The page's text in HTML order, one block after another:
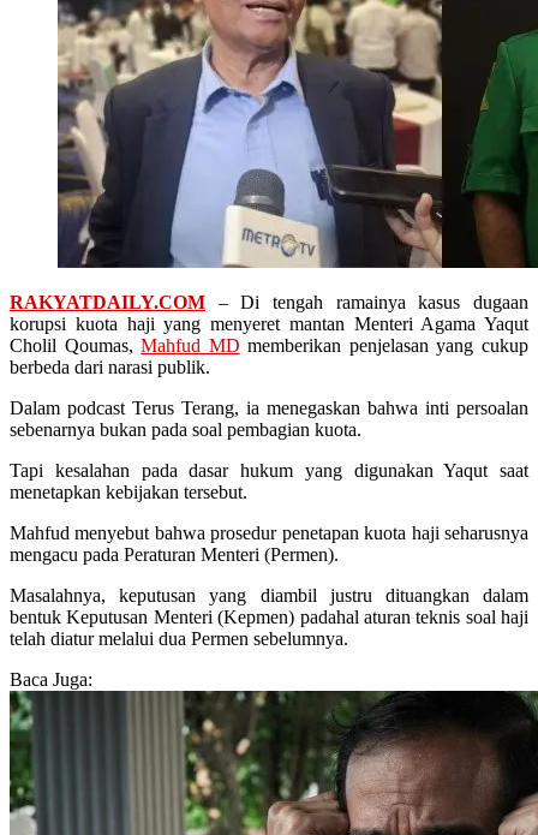
RAKYATDAILY.COM – Di tengah ramainya kasus dugaan
korupsi kuota haji yang menyeret mantan Menteri Agama Yaqut
Cholil Qoumas,Mahfud MD memberikan penjelasan yang cukup
berbeda dari narasi publik.
Dalam podcast Terus Terang, ia menegaskan bahwa inti persoalan
sebenarnya bukan pada soal pembagian kuota.
Tapi kesalahan pada dasar hukum yang digunakan Yaqut saat
menetapkan kebijakan tersebut.
Mahfud menyebut bahwa prosedur penetapan kuota haji seharusnya
mengacu pada Peraturan Menteri (Permen).
Masalahnya, keputusan yang diambil justru dituangkan dalam
bentuk Keputusan Menteri (Kepmen) padahal aturan teknis soal haji
telah diatur melalui dua Permen sebelumnya.
Baca Juga: